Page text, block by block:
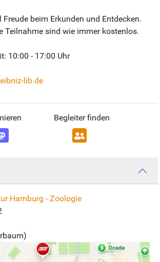
beim Erkunden und Entdecken.
Teilnahme sind wie immer kostenlos.
10:00 - 17:00 Uhr
lib.de
Begleiter finden
Hamburg - Zoologie